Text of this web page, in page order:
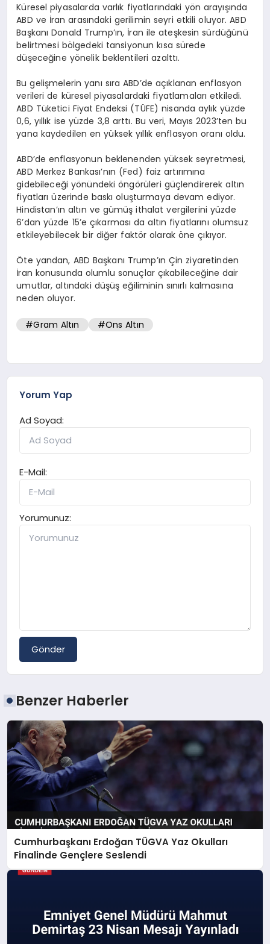
Küresel piyasalarda varlık fiyatlarındaki yön arayışında
ABD ve İran arasındaki gerilimin seyri etkili oluyor. ABD
Başkanı Donald Trump’ın, İran ile ateşkesin sürdüğünü
belirtmesi bölgedeki tansiyonun kısa sürede
düşeceğine yönelik beklentileri azalttı.
Bu gelişmelerin yanı sıra ABD’de açıklanan enflasyon
verileri de küresel piyasalardaki fiyatlamaları etkiledi.
ABD Tüketici Fiyat Endeksi (TÜFE) nisanda aylık yüzde
0,6, yıllık ise yüzde 3,8 arttı. Bu veri, Mayıs 2023’ten bu
yana kaydedilen en yüksek yıllık enflasyon oranı oldu.
ABD’de enflasyonun beklenenden yüksek seyretmesi,
ABD Merkez Bankası’nın (Fed) faiz artırımına
gidebileceği yönündeki öngörüleri güçlendirerek altın
fiyatları üzerinde baskı oluşturmaya devam ediyor.
Hindistan’ın altın ve gümüş ithalat vergilerini yüzde
6’dan yüzde 15’e çıkarması da altın fiyatlarını olumsuz
etkileyebilecek bir diğer faktör olarak öne çıkıyor.
Öte yandan, ABD Başkanı Trump’ın Çin ziyaretinden
İran konusunda olumlu sonuçlar çıkabileceğine dair
umutlar, altındaki düşüş eğiliminin sınırlı kalmasına
neden oluyor.
#Gram Altın #Ons Altın
Yorum Yap
Ad Soyad:
E-Mail:
Yorumunuz:
Gönder
Benzer Haberler
Cumhurbaşkanı Erdoğan TÜGVA Yaz Okulları
Finalinde Gençlere Seslendi